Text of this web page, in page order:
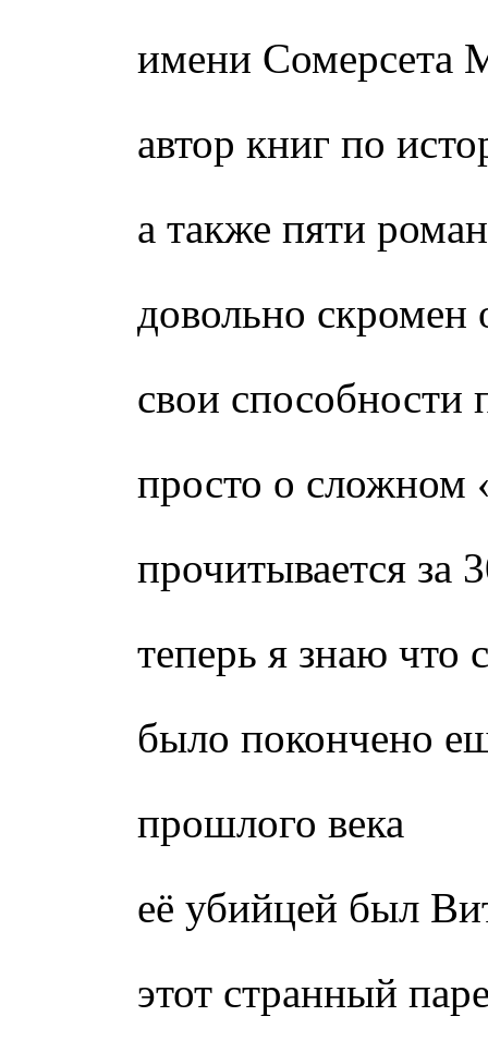
имени Сомерсета
автор книг по
а также пяти
довольно скромен
свои способности
просто о сложном
прочитывается за
теперь я знаю что
было покончено
прошлого века
её убийцей был
этот странный